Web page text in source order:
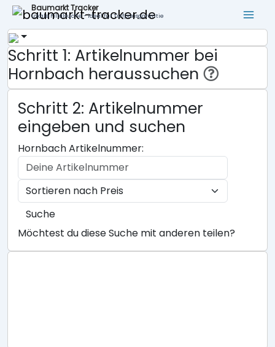
Baumarkt Tracker
Lokale Filialsuche - ideal für Tiefpreisgarantie
Schritt 1: Artikelnummer bei
Hornbach heraussuchen
Schritt 2: Artikelnummer
eingeben und suchen
Hornbach Artikelnummer:
Suche
Möchtest du diese Suche mit anderen teilen?